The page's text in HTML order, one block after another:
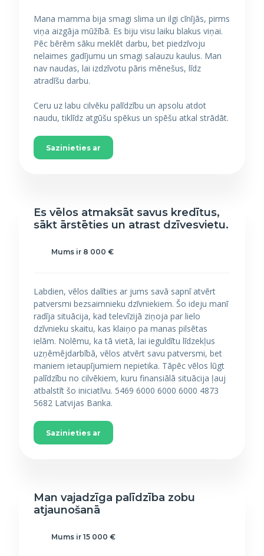
Mana mamma bija smagi slima un ilgi cīnījās, pirms
viņa aizgāja mūžībā. Es biju visu laiku blakus viņai.
Pēc bērēm sāku meklēt darbu, bet piedzīvoju
nelaimes gadījumu un smagi salauzu kaulus. Man
nav naudas, lai izdzīvotu pāris mēnešus, līdz
atradīšu darbu.
Ceru uz labu cilvēku palīdzību un apsolu atdot
naudu, tiklīdz atgūšu spēkus un spēšu atkal strādāt.
Sazinieties ar
Es vēlos atmaksāt savus kredītus,
sākt ārstēties un atrast dzīvesvietu.
Mums ir 8 000 €
Labdien, vēlos dalīties ar jums savā sapnī atvērt
patversmi bezsaimnieku dzīvniekiem. Šo ideju manī
radīja situācija, kad televīzijā ziņoja par lielo
dzīvnieku skaitu, kas klaiņo pa manas pilsētas
ielām. Nolēmu, ka tā vietā, lai ieguldītu līdzekļus
uzņēmējdarbībā, vēlos atvērt savu patversmi, bet
maniem ietaupījumiem nepietika. Tāpēc vēlos lūgt
palīdzību no cilvēkiem, kuru finansiālā situācija ļauj
atbalstīt šo iniciatīvu. 5469 6000 6000 6000 4873
5682 Latvijas Banka.
Sazinieties ar
Man vajadzīga palīdzība zobu
atjaunošanā
Mums ir 15 000 €